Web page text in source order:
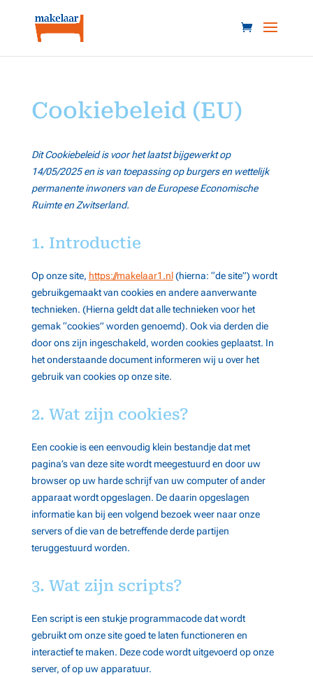
Cookiebeleid (EU)
Dit Cookiebeleid is voor het laatst bijgewerkt op
14/05/2025 en is van toepassing op burgers en wettelijk
permanente inwoners van de Europese Economische
Ruimte en Zwitserland.
1. Introductie
Op onze site, https://makelaar1.nl(hierna: “de site”) wordt
gebruikgemaakt van cookies en andere aanverwante
technieken. (Hierna geldt dat alle technieken voor het
gemak “cookies” worden genoemd). Ook via derden die
door ons zijn ingeschakeld, worden cookies geplaatst. In
het onderstaande document informeren wij u over het
gebruik van cookies op onze site.
2. Wat zijn cookies?
Een cookie is een eenvoudig klein bestandje dat met
pagina’s van deze site wordt meegestuurd en door uw
browser op uw harde schrijf van uw computer of ander
apparaat wordt opgeslagen. De daarin opgeslagen
informatie kan bij een volgend bezoek weer naar onze
servers of die van de betreffende derde partijen
teruggestuurd worden.
3. Wat zijn scripts?
Een script is een stukje programmacode dat wordt
gebruikt om onze site goed te laten functioneren en
interactief te maken. Deze code wordt uitgevoerd op onze
server, of op uw apparatuur.